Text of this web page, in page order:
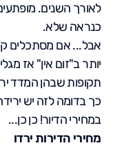
לאורך השנים.
כנראה שלא.
אבל... אם מסתכלים
יותר ב"זום אין" אז
תקופות שבהן המדד
כך בדומה לזה יש
במחירי הדיור! כן כן...
מחירי הדירות ירדו